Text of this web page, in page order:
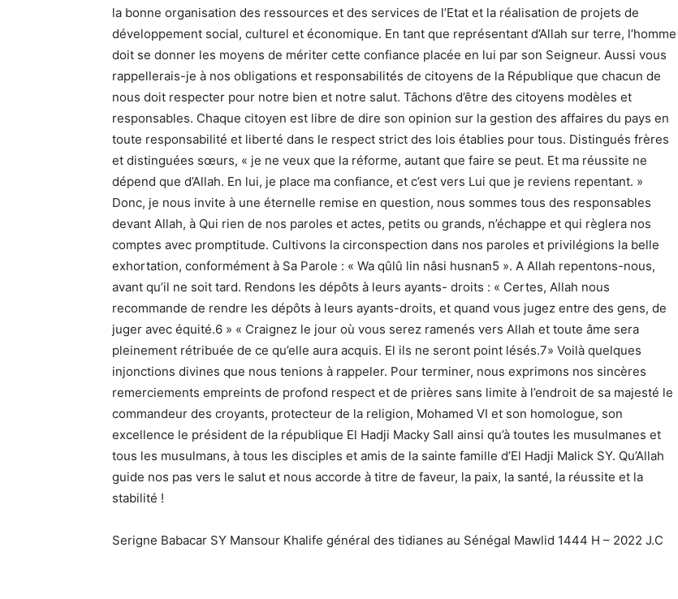
la bonne organisation des ressources et des services de l’Etat et la réalisation de projets de
développement social, culturel et économique. En tant que représentant d’Allah sur terre, l’homme
doit se donner les moyens de mériter cette confiance placée en lui par son Seigneur. Aussi vous
rappellerais-je à nos obligations et responsabilités de citoyens de la République que chacun de
nous doit respecter pour notre bien et notre salut. Tâchons d’être des citoyens modèles et
responsables. Chaque citoyen est libre de dire son opinion sur la gestion des affaires du pays en
toute responsabilité et liberté dans le respect strict des lois établies pour tous. Distingués frères
et distinguées sœurs, « je ne veux que la réforme, autant que faire se peut. Et ma réussite ne
dépend que d’Allah. En lui, je place ma confiance, et c’est vers Lui que je reviens repentant. »
Donc, je nous invite à une éternelle remise en question, nous sommes tous des responsables
devant Allah, à Qui rien de nos paroles et actes, petits ou grands, n’échappe et qui règlera nos
comptes avec promptitude. Cultivons la circonspection dans nos paroles et privilégions la belle
exhortation, conformément à Sa Parole : « Wa qûlû lin nâsi husnan5 ». A Allah repentons-nous,
avant qu’il ne soit tard. Rendons les dépôts à leurs ayants- droits : « Certes, Allah nous
recommande de rendre les dépôts à leurs ayants-droits, et quand vous jugez entre des gens, de
juger avec équité.6 » « Craignez le jour où vous serez ramenés vers Allah et toute âme sera
pleinement rétribuée de ce qu’elle aura acquis. El ils ne seront point lésés.7» Voilà quelques
injonctions divines que nous tenions à rappeler. Pour terminer, nous exprimons nos sincères
remerciements empreints de profond respect et de prières sans limite à l’endroit de sa majesté le
commandeur des croyants, protecteur de la religion, Mohamed VI et son homologue, son
excellence le président de la république El Hadji Macky Sall ainsi qu’à toutes les musulmanes et
tous les musulmans, à tous les disciples et amis de la sainte famille d’El Hadji Malick SY. Qu’Allah
guide nos pas vers le salut et nous accorde à titre de faveur, la paix, la santé, la réussite et la
stabilité !
Serigne Babacar SY Mansour Khalife général des tidianes au Sénégal Mawlid 1444 H – 2022 J.C